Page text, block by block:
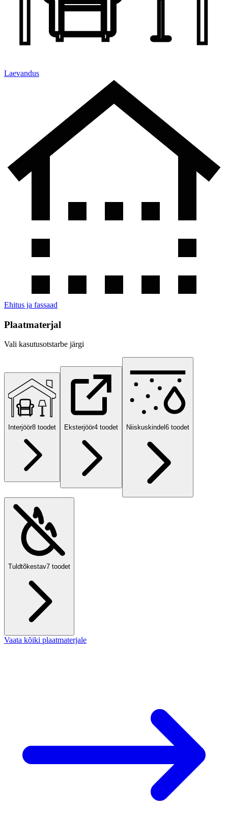
Laevandus
Ehitus ja fassaad
Plaatmaterjal
Vali kasutusotstarbe järgi
Interjöör8 toodet Eksterjöör4 toodet Niiskuskindel 6 toodet
Tuldtõkestav7 toodet
Vaata kõiki plaatmaterjale